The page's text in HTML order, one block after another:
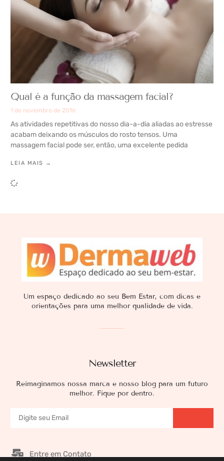
Qual é a função da massagem facial?
1 de novembro de 2016
As atividades repetitivas do nosso dia-a-dia aliadas ao estresse
acabam deixando os músculos do rosto tensos. Uma
massagem facial pode ser, então, uma excelente pedida
LEIA MAIS →
Newsletter
Reimaginamos nossa marca e nosso blog para um futuro
melhor. Fique por dentro.
Um espaço dedicado ao seu Bem Estar, com dicas e
orientações para uma melhor qualidade de vida.
Entre em Contato